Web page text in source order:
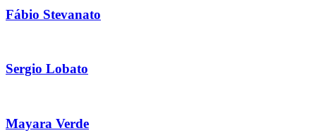
Fábio Stevanato
Sergio Lobato
Mayara Verde